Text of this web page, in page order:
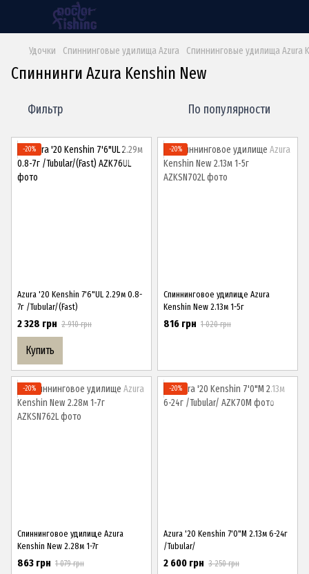
Удочки Спиннинговые удилища Azura Спиннинговые удилища Azura
Спиннинги Azura Kenshin New
Фильтр По популярности
−20%
Azura '20 Kenshin 7'6"UL 2.29м 0.8-
7г /Tubular/(Fast)
2 328 грн 2 910 грн
Купить
−20%
Спиннинговое удилище Azura
Kenshin New 2.13м 1-5г
816 грн 1 020 грн
−20%
Спиннинговое удилище Azura
Kenshin New 2.28м 1-7г
863 грн 1 079 грн
−20%
Azura '20 Kenshin 7'0"M 2.13м 6-24г
/Tubular/
2 600 грн 3 250 грн